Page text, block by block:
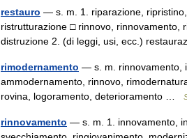
restauro — s. m. 1. riparazione,
ristrutturazione □ rinnovo, rinnovamento,
distruzione 2. (di leggi, usi, ecc.)
rimodernamento — s. m. rinnovamento,
ammodernamento, rinnovo,
rovina, logoramento, deterioramento …
rinnovamento — s. m. 1. innovamento,